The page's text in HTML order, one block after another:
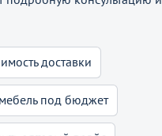
доставки
под бюджет